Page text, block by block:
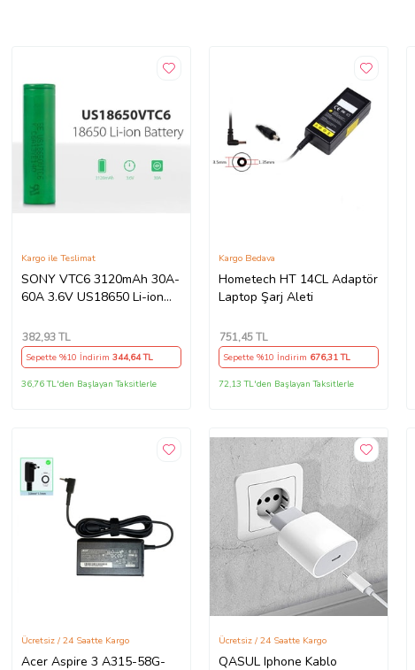
SONY VTC6 3120mAh 30A-
60A 3.6V US18650 Li-ion
Kargo ile Teslimat
382,93 TL
Sepette %10 İndirim 344,64 TL
36,76 TL'den Başlayan Taksitlerle
Hometech HT 14CL Adaptör
Laptop Şarj Aleti
Kargo Bedava
751,45 TL
Sepette %10 İndirim 676,31 TL
72,13 TL'den Başlayan Taksitlerle
Acer Aspire 3 A315-58G-
Ücretsiz / 24 Saatte Kargo
QASUL Iphone Kablo
Ücretsiz / 24 Saatte Kargo